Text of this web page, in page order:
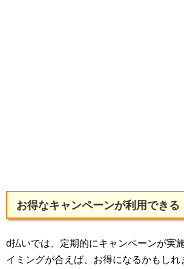
お得なキャンペーンが利用できる
d払いでは、定期的にキャンペーンが実
イミングが合えば、お得になるかもしれ